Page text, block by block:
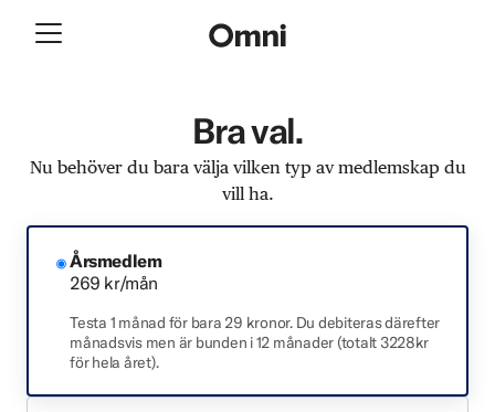
Bra val.
Nu behöver du bara välja vilken typ av medlemskap du
vill ha.
Årsmedlem
269 kr/mån
Testa 1 månad för bara 29 kronor. Du debiteras därefter
månadsvis men är bunden i 12 månader (totalt 3228kr
för hela året).